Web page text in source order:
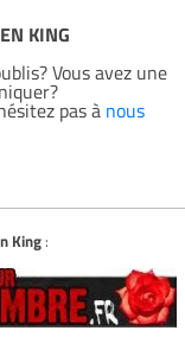
KING
Vous avez une
pas à nous
King: